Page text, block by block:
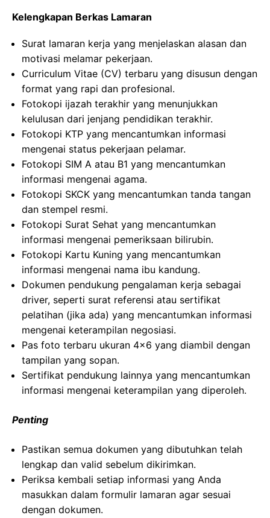
Kelengkapan Berkas Lamaran
Surat lamaran kerja yang menjelaskan alasan dan
motivasi melamar pekerjaan.
Curriculum Vitae (CV) terbaru yang disusun dengan
format yang rapi dan profesional.
Fotokopi ijazah terakhir yang menunjukkan
kelulusan dari jenjang pendidikan terakhir.
Fotokopi KTP yang mencantumkan informasi
mengenai status pekerjaan pelamar.
Fotokopi SIM A atau B1 yang mencantumkan
informasi mengenai agama.
Fotokopi SKCK yang mencantumkan tanda tangan
dan stempel resmi.
Fotokopi Surat Sehat yang mencantumkan
informasi mengenai pemeriksaan bilirubin.
Fotokopi Kartu Kuning yang mencantumkan
informasi mengenai nama ibu kandung.
Dokumen pendukung pengalaman kerja sebagai
driver, seperti surat referensi atau sertifikat
pelatihan (jika ada) yang mencantumkan informasi
mengenai keterampilan negosiasi.
Pas foto terbaru ukuran 4×6 yang diambil dengan
tampilan yang sopan.
Sertifikat pendukung lainnya yang mencantumkan
informasi mengenai keterampilan yang diperoleh.
Penting
Pastikan semua dokumen yang dibutuhkan telah
lengkap dan valid sebelum dikirimkan.
Periksa kembali setiap informasi yang Anda
masukkan dalam formulir lamaran agar sesuai
dengan dokumen.